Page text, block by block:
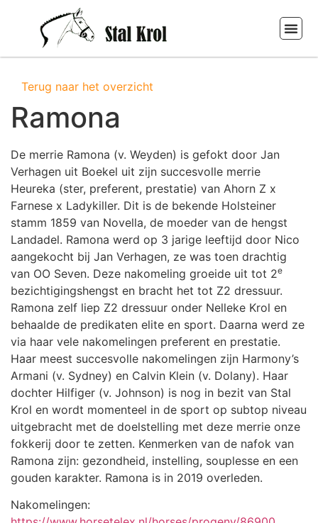
Terug naar het overzicht
Ramona
De merrie Ramona (v. Weyden) is gefokt door Jan
Verhagen uit Boekel uit zijn succesvolle merrie
Heureka (ster, preferent, prestatie) van Ahorn Z x
Farnese x Ladykiller. Dit is de bekende Holsteiner
stamm 1859 van Novella, de moeder van de hengst
Landadel. Ramona werd op 3 jarige leeftijd door Nico
aangekocht bij Jan Verhagen, ze was toen drachtig
van OO Seven. Deze nakomeling groeide uit tot 2e
bezichtigingshengst en bracht het tot Z2 dressuur.
Ramona zelf liep Z2 dressuur onder Nelleke Krol en
behaalde de predikaten elite en sport. Daarna werd ze
via haar vele nakomelingen preferent en prestatie.
Haar meest succesvolle nakomelingen zijn Harmony’s
Armani (v. Sydney) en Calvin Klein (v. Dolany). Haar
dochter Hilfiger (v. Johnson) is nog in bezit van Stal
Krol en wordt momenteel in de sport op subtop niveau
uitgebracht met de doelstelling met deze merrie onze
fokkerij door te zetten. Kenmerken van de nafok van
Ramona zijn: gezondheid, instelling, souplesse en een
gouden karakter. Ramona is in 2019 overleden.
Nakomelingen: